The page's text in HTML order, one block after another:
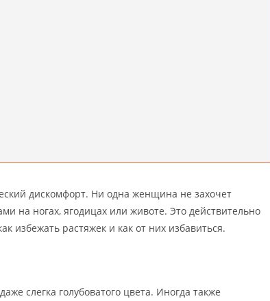
дискомфорт. Ни одна женщина не захочет
на ногах, ягодицах или животе. Это действительно
избежать растяжек и как от них избавиться.
слегка голубоватого цвета. Иногда также